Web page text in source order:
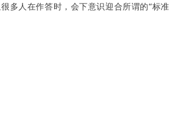
人在作答时，会下意识迎合所谓的“标